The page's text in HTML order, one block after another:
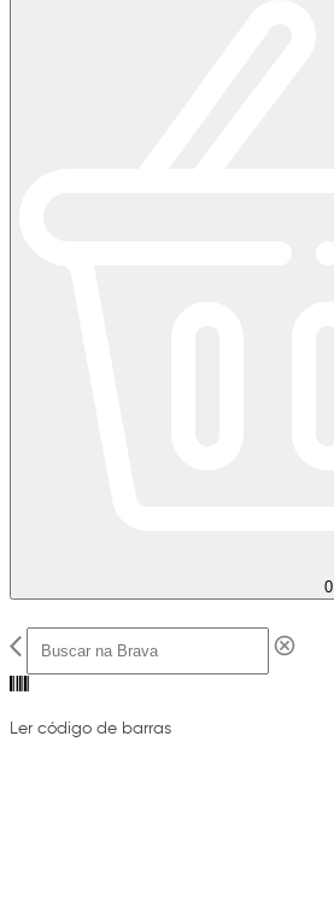
0
Ler código de barras